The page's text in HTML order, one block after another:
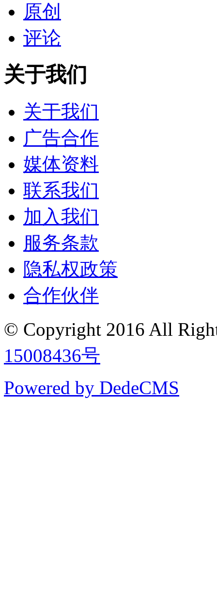
原创
评论
关于我们
关于我们
广告合作
媒体资料
联系我们
加入我们
服务条款
隐私权政策
合作伙伴
© Copyright 2016 All
15008436号
Powered by DedeCMS